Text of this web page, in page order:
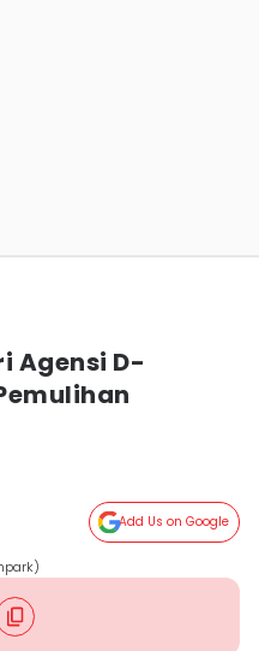
Agensi D-
Add Us on Google